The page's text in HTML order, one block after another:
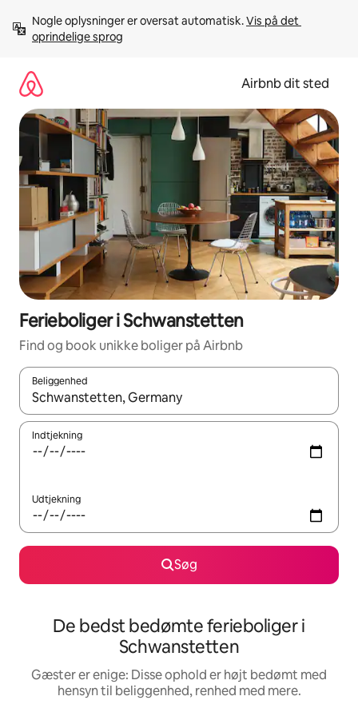
videre
Nogle oplysninger er oversat automatisk. Vis på det
oprindelige sprog
Airbnb dit sted
Ferieboliger i Schwanstetten
Find og book unikke boliger på Airbnb
Beliggenhed
Når resultaterne er tilgængelige, skal du navigere med
Indtjekning
Udtjekning
Søg
De bedst bedømte ferieboliger i
Schwanstetten
Gæster er enige: Disse ophold er højt bedømt med
hensyn til beliggenhed, renhed med mere.